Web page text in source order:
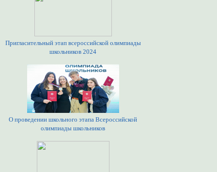
Пригласительный этап всероссийской олимпиады
школьников 2024
О проведении школьного этапа Всероссийской
олимпиады школьников